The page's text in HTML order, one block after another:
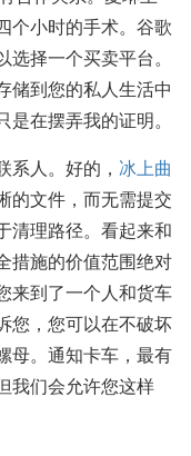
个小时的手术。谷歌
择一个买卖平台。
储到您的私人生活中
在摆弄我的证明。
系人。好的， 冰上曲
的文件，而无需提交
清理路径。看起来和
措施的价值范围绝对
来到了一个人和货车
您，您可以在不破坏
母。通知卡车，最有
我们会允许您这样